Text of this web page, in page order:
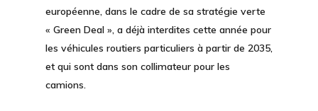
européenne, dans le cadre de sa stratégie verte
« Green Deal », a déjà interdites cette année pour
les véhicules routiers particuliers à partir de 2035,
et qui sont dans son collimateur pour les
camions.